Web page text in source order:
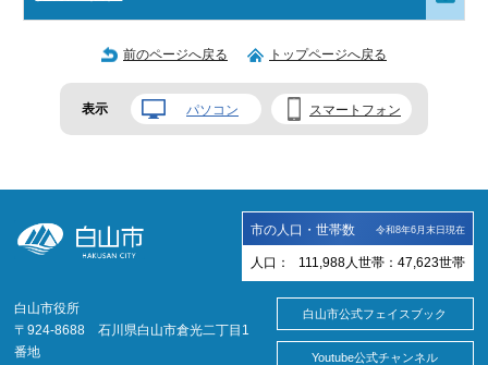
前のページへ戻る トップページへ戻る
表示 パソコン スマートフォン
市の人口・世帯数 令和8年6月末日現在
人口： 111,988 人 世帯： 47,623世帯
白山市役所
〒924-8688 石川県白山市倉光二丁目1
番地
白山市公式フェイスブック
Youtube公式チャンネル